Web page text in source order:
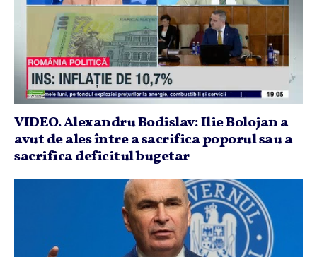
VIDEO. Alexandru Bodislav: Ilie Bolojan a
avut de ales între a sacrifica poporul sau a
sacrifica deficitul bugetar